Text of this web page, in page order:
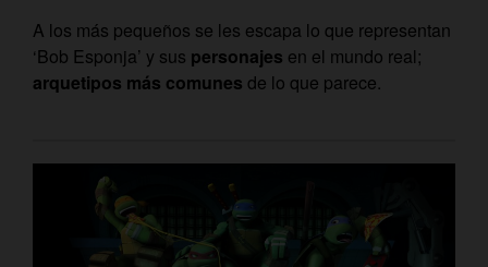
A los más pequeños se les escapa lo que representan
‘Bob Esponja’ y sus personajes en el mundo real;
arquetipos más comunes de lo que parece.